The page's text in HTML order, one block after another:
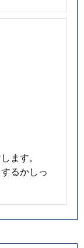
ます。
るかしっ